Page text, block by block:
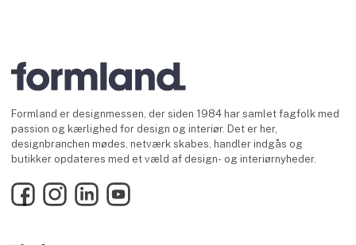
Formland er designmessen, der siden 1984 har samlet fagfolk med
passion og kærlighed for design og interiør. Det er her,
designbranchen mødes, netværk skabes, handler indgås og
butikker opdateres med et væld af design- og interiørnyheder.
FacebookInstagramLinkedInYouTube